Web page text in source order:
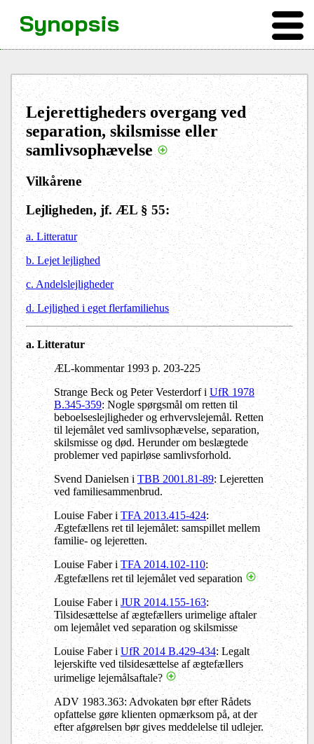
Lejerettigheders overgang ved
separation, skilsmisse eller
samlivsophævelse
Vilkårene
Lejligheden, jf. ÆL § 55:
a. Litteratur
b. Lejet lejlighed
c. Andelslejligheder
d. Lejlighed i eget flerfamiliehus
a. Litteratur
ÆL-kommentar 1993 p. 203-225
Strange Beck og Peter Vesterdorf iUfR 1978
B.345-359: Nogle spørgsmål om retten til
beboelseslejligheder og erhvervslejemål. Retten
til lejemålet ved samlivsophævelse, separation,
skilsmisse og død. Herunder om beslægtede
problemer ved papirløse samlivsforhold.
Svend Danielsen iTBB 2001.81-89: Lejeretten
ved familiesammenbrud.
Louise Faber i TFA 2013.415-424:
Ægtefællens ret til lejemålet: samspillet mellem
familie- og lejeretten.
Louise Faber iTFA 2014.102-110:
Ægtefællens ret til lejemålet ved separation
Louise Faber i JUR 2014.155-163:
Tilsidesættelse af ægtefællers urimelige aftaler
om lejemålet ved separation og skilsmisse
Louise Faber iUfR 2014 B.429-434: Legalt
lejerskifte ved tilsidesættelse af ægtefællers
urimelige lejemålsaftale?
ADV 1983.363: Advokaten bør efter Rådets
opfattelse gøre klienten opmærksom på, at der
efter afgørelsen bør gives meddelelse til udlejer.
Synopsis